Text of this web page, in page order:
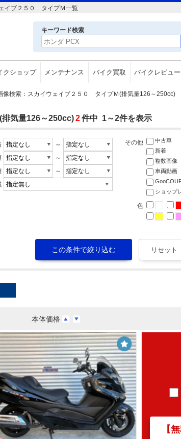
イブ２５０ タイプＭ一覧
キーワード検索
クショップ メンテナンス バイク買取 バイクレビュー
像検索：スカイウェイブ２５０ タイプＭ(排気量126～250cc)
気量126～250cc)2件中 1～2件を表示
～
～
～
その他 中古車
新着
複数画像
車両動画
ショップ
色
本体価格
【